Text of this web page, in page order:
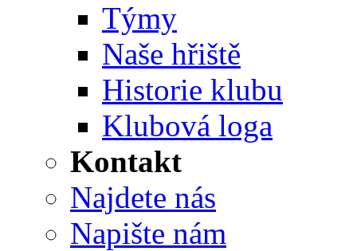
Týmy
Naše hřiště
Historie klubu
Klubová loga
Kontakt
Najdete nás
Napište nám